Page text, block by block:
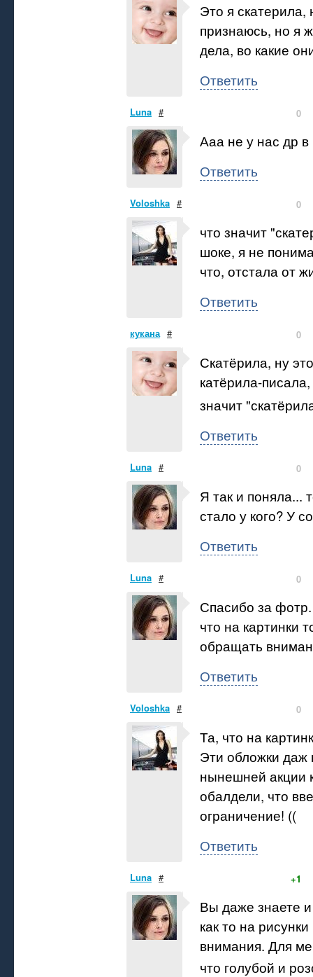
Это я скатерила,
признаюсь, но я
дела, во какие
Ответить
Luna # 0
Ааа не у нас др в
Ответить
Voloshka # 0
что значит
шоке, я не
что, отстала от
Ответить
кукана # 0
Скатёрила, ну
катёрила-
значит
Ответить
Luna # 0
Я так и поняла...
стало у кого? У
Ответить
Luna # 0
Спасибо за
что на картинки
обращать
Ответить
Voloshka # 0
Та, что на
Эти обложки даж
нынешней акции
обалдели, что
ограничение! ((
Ответить
Luna # +1
Вы даже знаете
как то на
внимания. Для
что голубой и